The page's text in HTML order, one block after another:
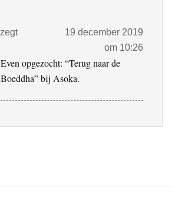
zegt
19 december 2019
om 10:26
Even opgezocht: “Terug naar de
Boeddha” bij Asoka.